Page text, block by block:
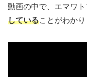
動画の中で、エマワ
していることがわかり